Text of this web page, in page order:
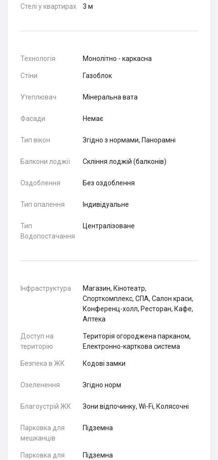
Стелі у квартирах 3 м
Технологія Монолітно - каркасна
Стіни Газоблок
Утеплювач Мінеральна вата
Фасади Немає
Тип вікон Згідно з нормами, Панорамні
Балкони лоджії Скління лоджій (балконів)
Оздоблення Без оздоблення
Тип опалення Індивідуальне
Тип
Водопостачання
Централізоване
Інфраструктура
Магазин, Кінотеатр,
Спорткомплекс, СПА, Салон краси,
Конференц-холл, Ресторан, Кафе,
Аптека
Доступ на
територію
Територія огороджена парканом,
Електронно-карткова система
Безпека в ЖК Кодові замки
Озеленення Згідно норм
Благоустрій ЖК Зони відпочинку, Wi-Fi, Колясочні
Парковка для
мешканців
Підземна
Парковка для
Підземна